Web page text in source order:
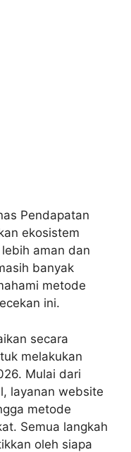
Pendapatan
ekosistem
aman dan
banyak
metode
ini.
secara
melakukan
Mulai dari
layanan website
metode
Semua langkah
oleh siapa